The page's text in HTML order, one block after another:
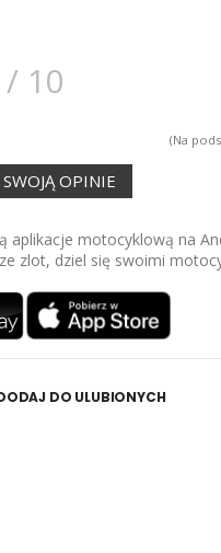
/ 10
(Na
OPINIE
aplikacje motocyklową na
zlot, dziel się swoimi
DO ULUBIONYCH